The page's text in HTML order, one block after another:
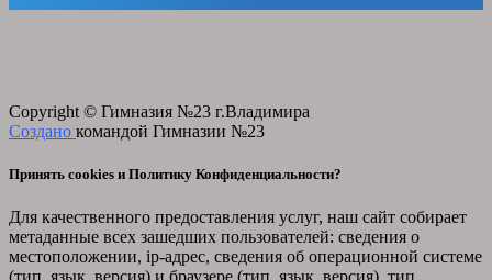
Copyright © Гимназия №23 г.Владимира
Создано командой Гимназии №23
Принять cookies и Политику Конфиденциальности?
Для качественного предоставления услуг, наш сайт собирает
метаданные всех зашедших пользователей: сведения о
местоположении, ip-адрес, сведения об операционной системе